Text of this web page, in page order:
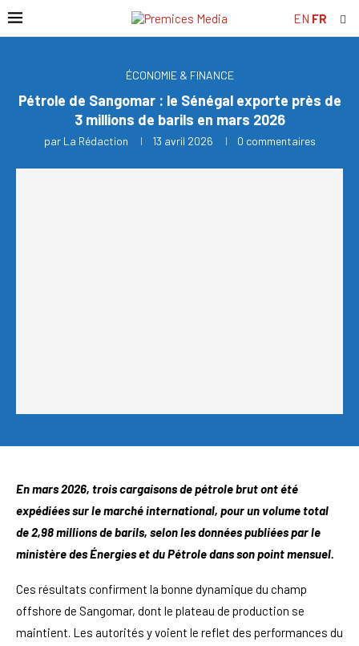
EN FR
ÉCONOMIE & FINANCE
Pétrole de Sangomar : le Sénégal exporte près de
3 millions de barils en mars 2026
par La Rédaction 13 avril 2026 0 commentaires
En mars 2026, trois cargaisons de pétrole brut ont été
expédiées sur le marché international, pour un volume total
de 2,98 millions de barils, selon les données publiées par le
ministère des Énergies et du Pétrole dans son point mensuel.
Ces résultats confirment la bonne dynamique du champ
offshore de Sangomar, dont le plateau de production se
maintient. Les autorités y voient le reflet des performances du